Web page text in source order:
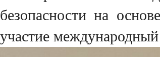
безопасности на
участие